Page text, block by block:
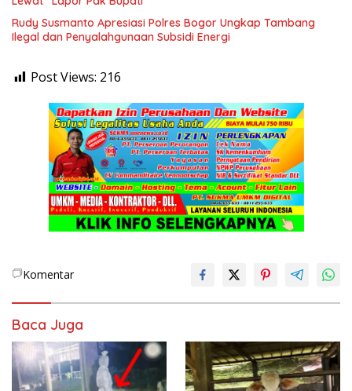
Rudy Susmanto Apresiasi Polres Bogor Ungkap Tambang
Ilegal dan Penyalahgunaan Subsidi Energi
Post Views: 216
Komentar
Baca Juga